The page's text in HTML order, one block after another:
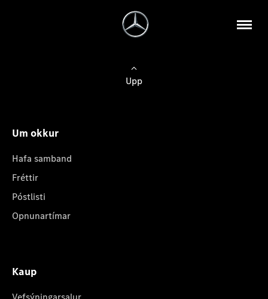
Upp
Um okkur
Hafa samband
Fréttir
Póstlisti
Opnunartímar
Kaup